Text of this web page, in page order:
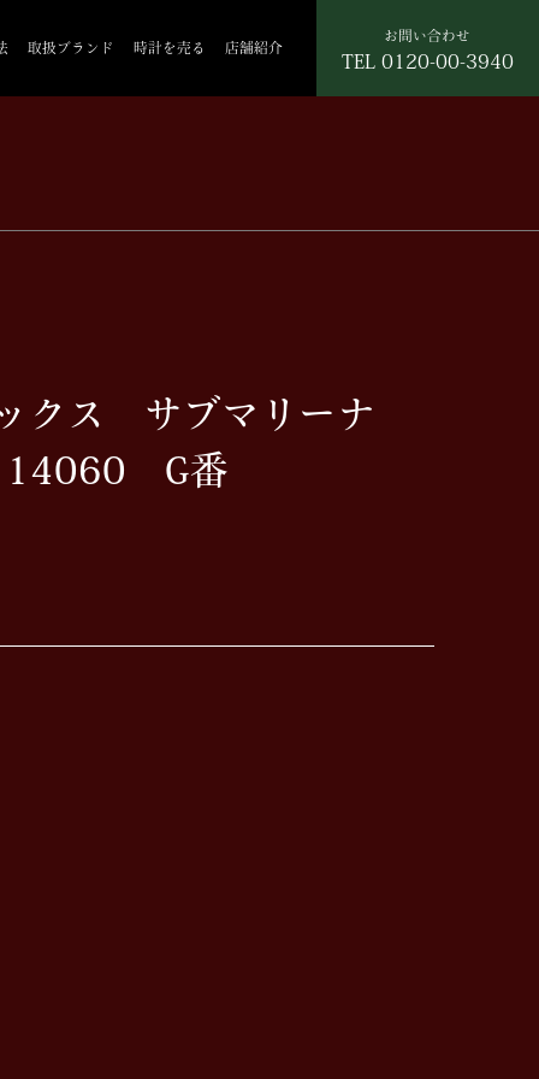
取扱ブランド 時計を売る 店舗紹介
お問い合わせ
TEL 0120-00-3940
クス サブマリーナ
G番